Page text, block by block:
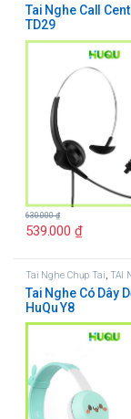
Tai Nghe Call
TD29
539.000 ₫
630.000₫
Tai Nghe Chụp Tai, TAI
Tai Nghe Có Dây
HuQu Y8